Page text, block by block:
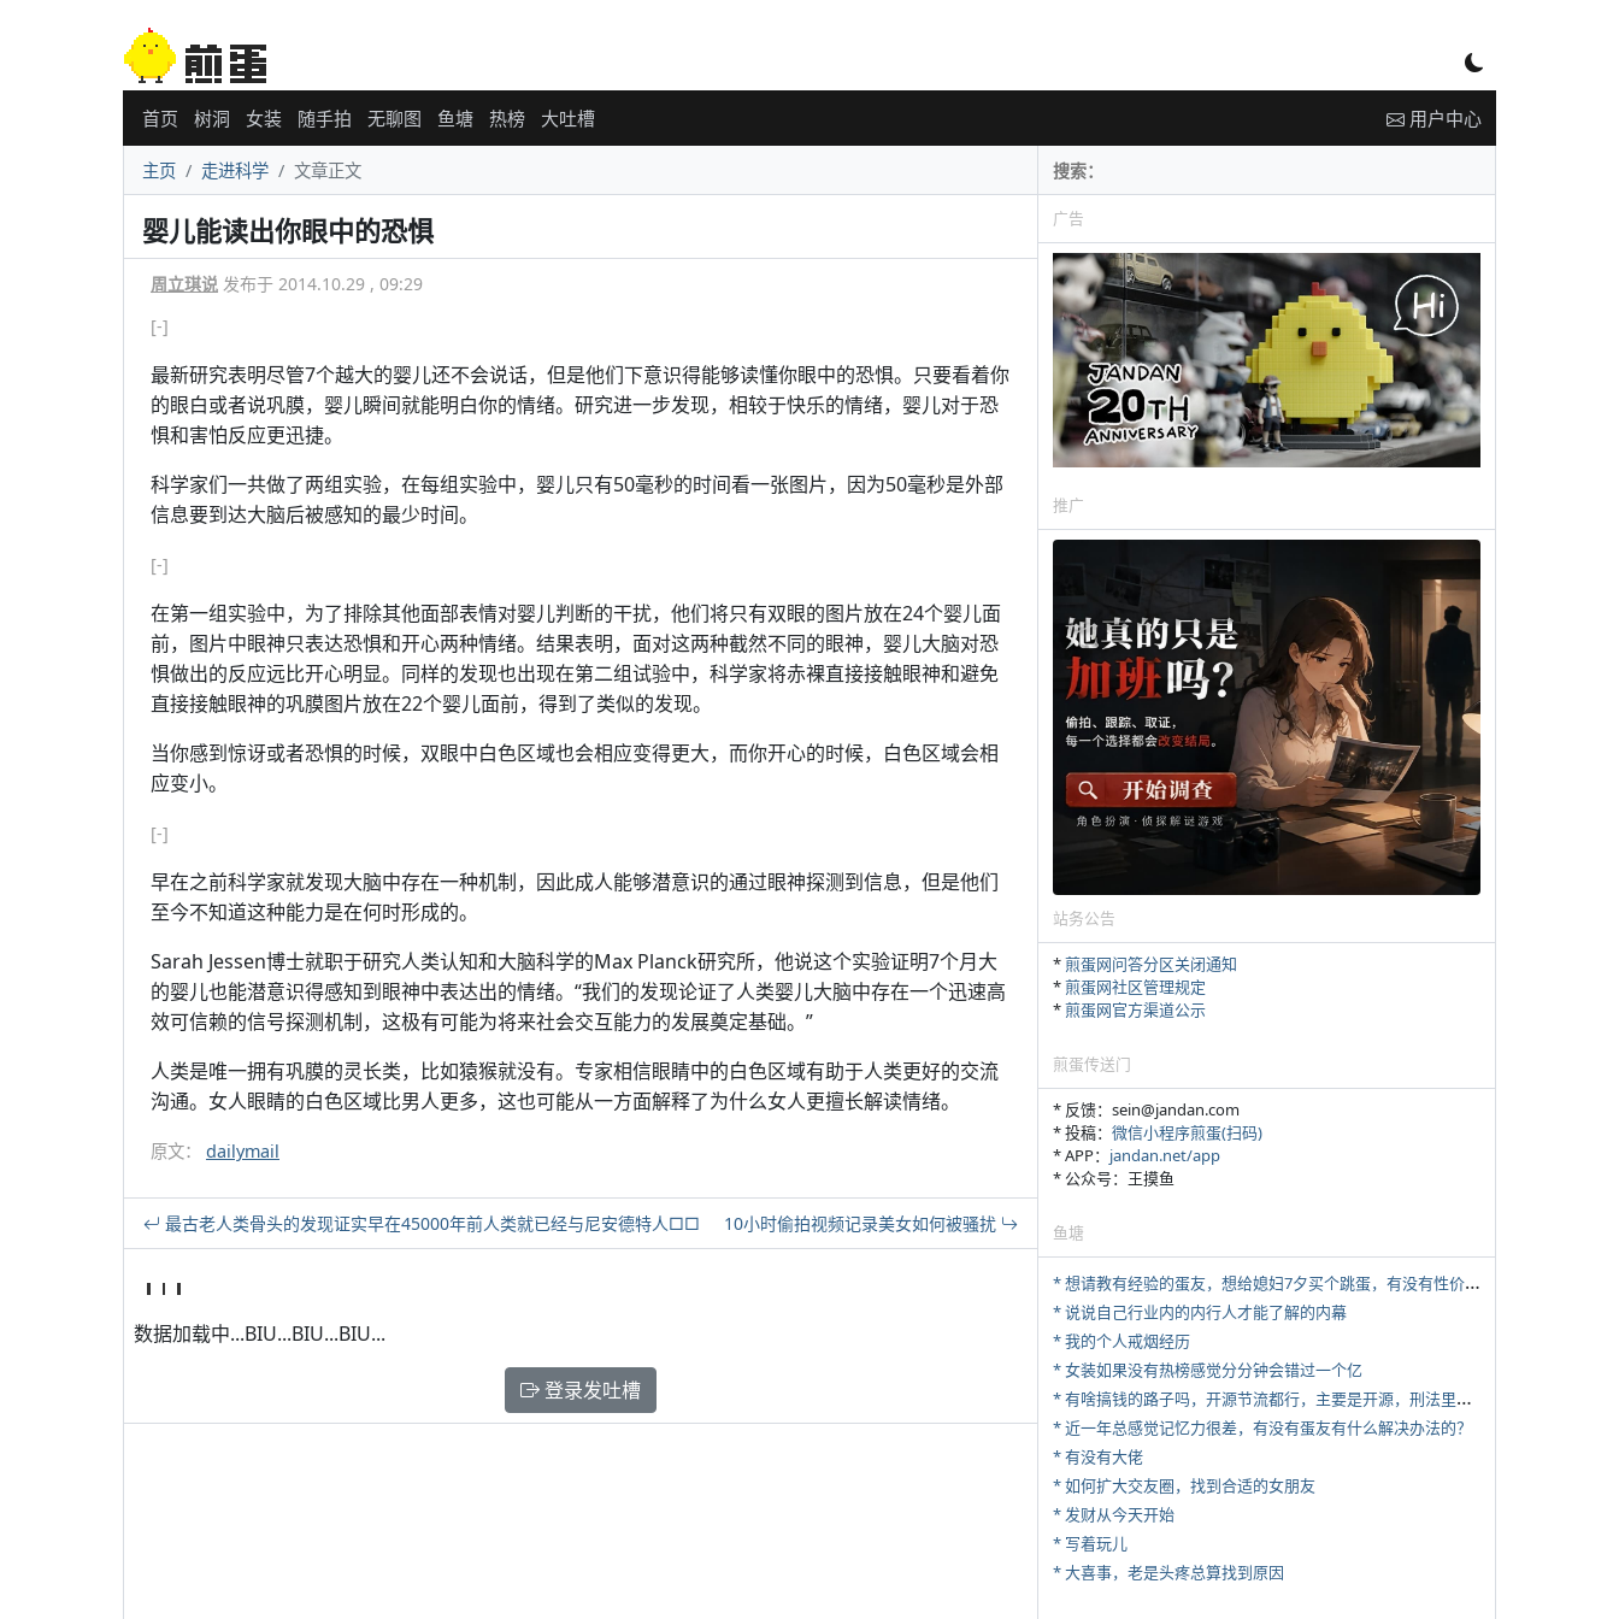
首页 树洞 女装 随手拍 无聊图 鱼塘 热榜 大吐槽 用户中心
主页 走进科学 文章正文
婴儿能读出你眼中的恐惧
周立琪说 发布于 2014.10.29 , 09:29
[-]
最新研究表明尽管7个越大的婴儿还不会说话，但是他们下意识得能够读懂你眼中的恐惧。只要看着你
的眼白或者说巩膜，婴儿瞬间就能明白你的情绪。研究进一步发现，相较于快乐的情绪，婴儿对于恐
惧和害怕反应更迅捷。
科学家们一共做了两组实验，在每组实验中，婴儿只有50毫秒的时间看一张图片，因为50毫秒是外部
信息要到达大脑后被感知的最少时间。
[-]
在第一组实验中，为了排除其他面部表情对婴儿判断的干扰，他们将只有双眼的图片放在24个婴儿面
前，图片中眼神只表达恐惧和开心两种情绪。结果表明，面对这两种截然不同的眼神，婴儿大脑对恐
惧做出的反应远比开心明显。同样的发现也出现在第二组试验中，科学家将赤裸直接接触眼神和避免
直接接触眼神的巩膜图片放在22个婴儿面前，得到了类似的发现。
当你感到惊讶或者恐惧的时候，双眼中白色区域也会相应变得更大，而你开心的时候，白色区域会相
应变小。
[-]
早在之前科学家就发现大脑中存在一种机制，因此成人能够潜意识的通过眼神探测到信息，但是他们
至今不知道这种能力是在何时形成的。
Sarah Jessen博士就职于研究人类认知和大脑科学的Max Planck研究所，他说这个实验证明7个月大
的婴儿也能潜意识得感知到眼神中表达出的情绪。“我们的发现论证了人类婴儿大脑中存在一个迅速高
效可信赖的信号探测机制，这极有可能为将来社会交互能力的发展奠定基础。”
人类是唯一拥有巩膜的灵长类，比如猿猴就没有。专家相信眼睛中的白色区域有助于人类更好的交流
沟通。女人眼睛的白色区域比男人更多，这也可能从一方面解释了为什么女人更擅长解读情绪。
原文： dailymail
最古老人类骨头的发现证实早在45000年前人类就已经与尼安德特人□□ 10小时偷拍视频记录美女如何被骚扰
数据加载中...BIU...BIU...BIU...
登录发吐槽
广告
推广
站务公告
*煎蛋网问答分区关闭通知
*煎蛋网社区管理规定
*煎蛋网官方渠道公示
煎蛋传送门
* 反馈：sein@jandan.com
* 投稿： 微信小程序煎蛋(扫码)
* APP： jandan.net/app
* 公众号：王摸鱼
鱼塘
*
想请教有经验的蛋友，想给媳妇7夕买个跳蛋，有没有性价比高的推荐
* 说说自己行业内的内行人才能了解的内幕
* 我的个人戒烟经历
* 女装如果没有热榜感觉分分钟会错过一个亿
*
有啥搞钱的路子吗，开源节流都行，主要是开源，刑法里的咱不做
* 近一年总感觉记忆力很差，有没有蛋友有什么解决办法的？
* 有没有大佬
* 如何扩大交友圈，找到合适的女朋友
* 发财从今天开始
* 写着玩儿
* 大喜事，老是头疼总算找到原因